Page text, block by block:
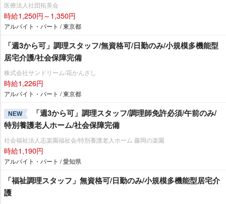
医療法人社団拓美会
時給1,250円～1,350円
アルバイト・パート / 東京都
「週3から可」調理スタッフ/無資格可/日勤のみ/小規模多機能型
居宅介護/社会保障完備
株式会社サンドリーム/花かんざし
時給1,226円
アルバイト・パート / 東京都
NEW
「週3から可」調理スタッフ/調理師免許必須/午前のみ/
特別養護老人ホーム/社会保障完備
社会福祉法人志楽園福祉会/特別養護老人ホーム 藤岡の楽園
時給1,190円
アルバイト・パート / 愛知県
「福祉調理スタッフ」無資格可/日勤のみ/小規模多機能型居宅介
護